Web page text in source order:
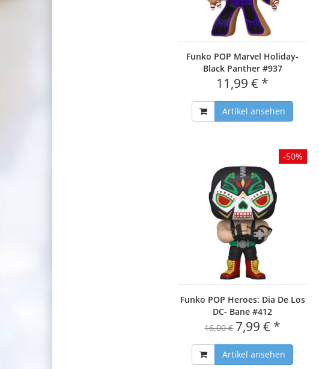
Funko POP Marvel Holiday-
Black Panther #937
11,99 € *
Artikel ansehen
Funko POP Heroes: Dia De Los
DC- Bane #412
16,00 € 7,99 € *
Artikel ansehen
-50%